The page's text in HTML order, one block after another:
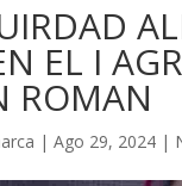
EL I
ROMAN
|Ago 29, 2024 |